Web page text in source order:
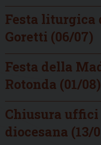
Festa liturgica
Goretti (06/07)
Festa della
Rotonda (01/08)
Chiusura
diocesana (13/